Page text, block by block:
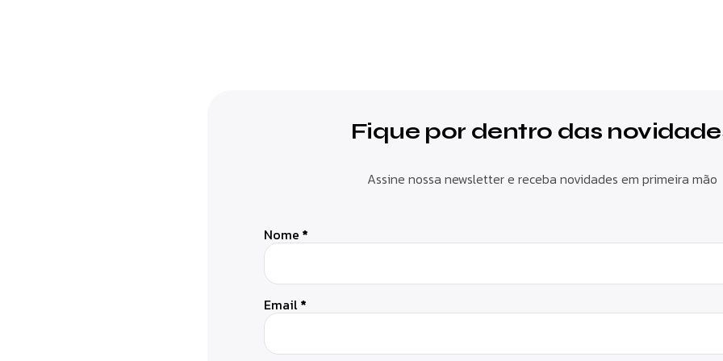
Fique por dentro das
Assine nossa newsletter e receba novidades em primeira mão
Nome *
Email*